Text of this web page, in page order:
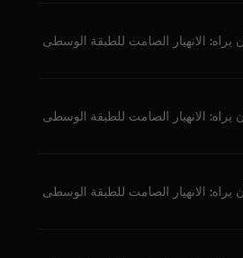
يراه: الانهيار الصامت للطبقة الوسطى
يراه: الانهيار الصامت للطبقة الوسطى
يراه: الانهيار الصامت للطبقة الوسطى